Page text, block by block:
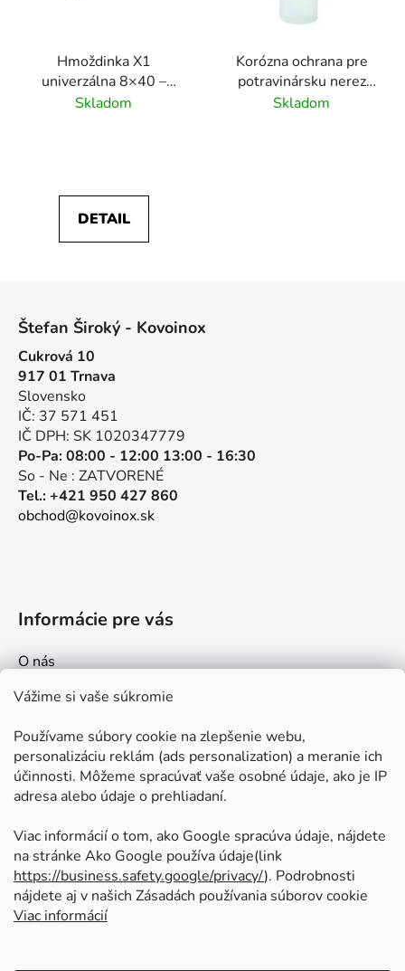
Vážime si vaše súkromie
Používame súbory cookie na zlepšenie webu,
personalizáciu reklám (ads personalization) a meranie ich
účinnosti. Môžeme spracúvať vaše osobné údaje, ako je IP
adresa alebo údaje o prehliadaní.
Viac informácií o tom, ako Google spracúva údaje, nájdete
na stránke Ako Google používa údaje(link
https://business.safety.google/privacy/⁩). Podrobnosti
nájdete aj v našich Zásadách používania súborov cookie
Viac informácií
Hmoždinka X1
univerzálna 8×40 –
12×60 mm
Skladom
DETAIL
Korózna ochrana pre
potravinársku nerez
0,25 l
Skladom
Štefan Široký - Kovoinox
Cukrová 10
917 01 Trnava
Slovensko
IČ: 37 571 451
IČ DPH: SK 1020347779
Po-Pa: 08:00 - 12:00 13:00 - 16:30
So - Ne : ZATVORENÉ
Tel.: +421 950 427 860
obchod@kovoinox.sk
Informácie pre vás
O nás
Kontakt
Ako nakupovať
Obchodné podmienky
Ochrana osobných údajov
Odstúpenie od zmluvy
Prijímame online platby